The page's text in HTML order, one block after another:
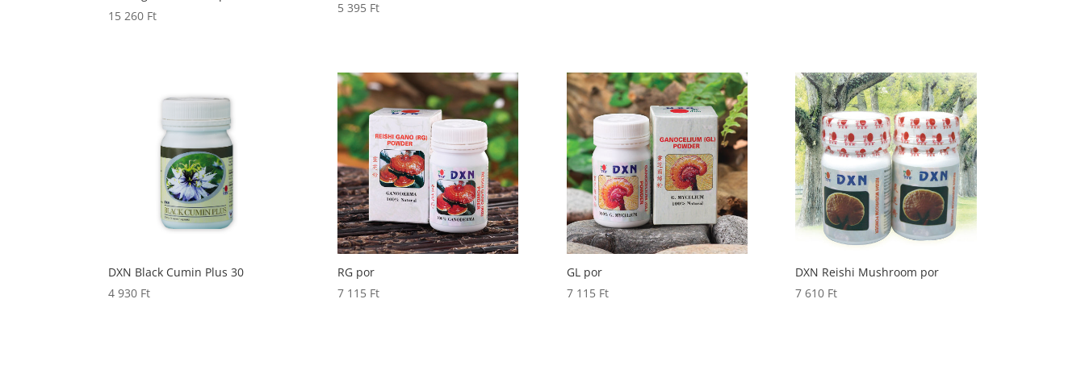
15 260 Ft
5 395 Ft
DXN Black Cumin Plus 30
4 930 Ft
RG por
7 115 Ft
GL por
7 115 Ft
DXN Reishi Mushroom por
7 610 Ft